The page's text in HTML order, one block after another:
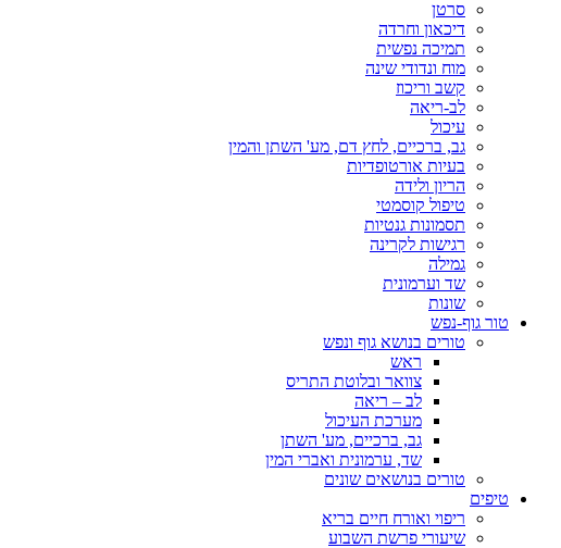
סרטן
דיכאון וחרדה
תמיכה נפשית
מוח ונדודי שינה
קשב וריכוז
לב-ריאה
עיכול
גב, ברכיים, לחץ דם, מע' השתן והמין
בעיות אורטופדיות
הריון ולידה
טיפול קוסמטי
תסמונות גנטיות
רגישות לקרינה
גמילה
שד וערמונית
שונות
טור גוף-נפש
טורים בנושא גוף ונפש
ראש
צוואר ובלוטת התריס
לב – ריאה
מערכת העיכול
גב, ברכיים, מע' השתן
שד, ערמונית ואברי המין
טורים בנושאים שונים
טיפים
ריפוי ואורח חיים בריא
שיעורי פרשת השבוע